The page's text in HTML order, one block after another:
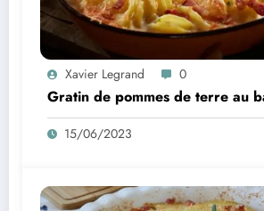
Xavier Legrand 0
Gratin de pommes de terre au
15/06/2023